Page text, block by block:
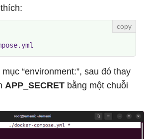
“environment:”, sau đó thay
APP_SECRET bằng một chuỗi